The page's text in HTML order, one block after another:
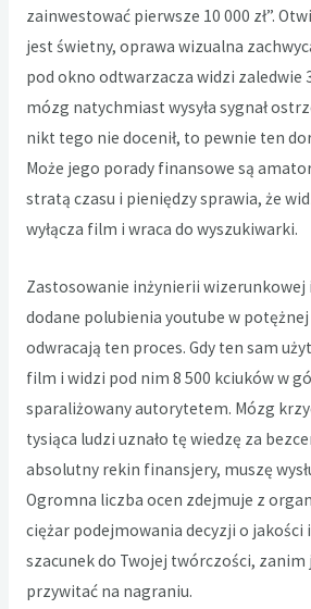
zainwestować pierwsze 10 000 zł”.
jest świetny, oprawa wizualna
pod okno odtwarzacza widzi zaledwie
mózg natychmiast wysyła sygnał
nikt tego nie docenił, to pewnie ten
Może jego porady finansowe są
stratą czasu i pieniędzy sprawia, że
wyłącza film i wraca do wyszukiwarki.
Zastosowanie inżynierii
dodane polubienia youtube w potężnej
odwracają ten proces. Gdy ten sam
film i widzi pod nim 8 500 kciuków w
sparaliżowany autorytetem. Mózg
tysiąca ludzi uznało tę wiedzę za
absolutny rekin finansjery, muszę
Ogromna liczba ocen zdejmuje z
ciężar podejmowania decyzji o jakości
szacunek do Twojej twórczości, zanim
przywitać na nagraniu.